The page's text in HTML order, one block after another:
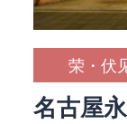
荣・伏
名古屋